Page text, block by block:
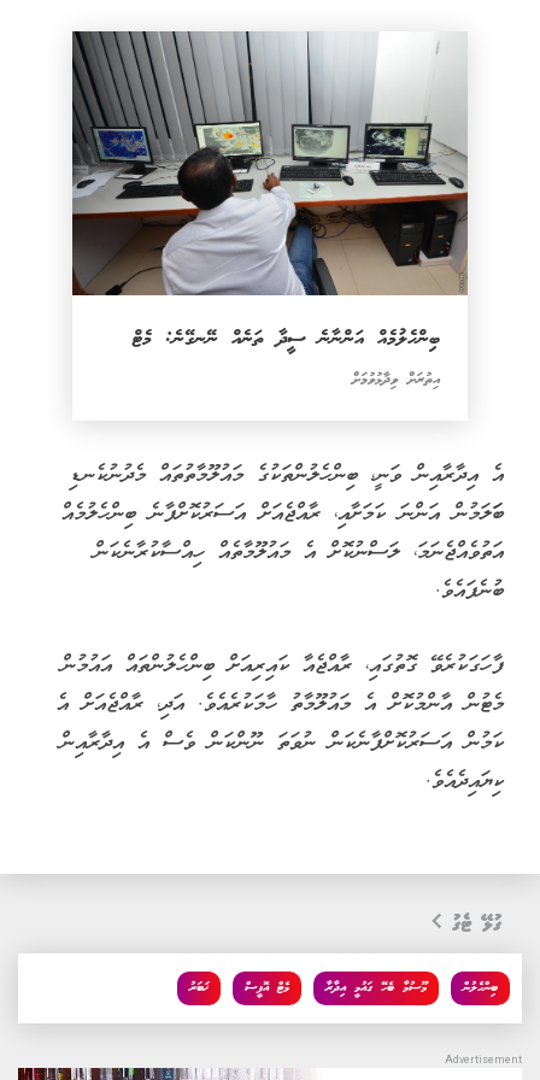
ބިންހެލުމެއް އަންނާނެ ސީދާ ތަނެއް ނޭނގޭނެ: މެޓް
އިތުރަށް ވިދާޅުވުމަށް
އެ އިދާރާއިން ވަނީ، ބިންހެލުންތަކުގެ މައުލޫމާތުތައް މެދުނުކެނޑި
ބަަލަމުން އަންނަ ކަމަށާއި، ރާއްޖެއަށް އަސަރުކޮށްފާނެ ބިންހެލުމެއް
އަތުވެއްޖެނަމަ، ލަސްނުކޮށް އެ މައުލޫމާތެއް ހިއްސާކުރާނެކަން
ބުނެފައެވެ.
ފާހަގަކުރެވޭ ގޮތުގައި، ރާއްޖެއާ ކައިރިއަށް ބިންހެލުންތައް އައުމުން
މެޓުން އާންމުކޮށް އެ މައުލޫމާތު ހާމަކުރެއެވެ. އަދި، ރާއްޖެއަށް އެ
ކަމުން އަސަރުކޮށްފާނެކަން ނުވަތަ ނޫންކަން ވެސް އެ އިދާރާއިން
ކިޔައިދެއެވެ.
ގުޅޭ ޓެގު
ޚަބަރު މެޓް އޮފީސް މޫސުމާ ބެހޭ ގައުމީ އިދާރާ ބިންހެލުން